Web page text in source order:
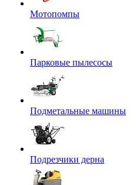
Мотопомпы
Парковые пылесосы
Подметальные машины
Подрезчики дерна